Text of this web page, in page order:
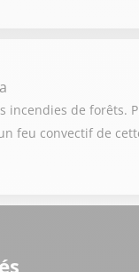
de forêts.
feu convectif de